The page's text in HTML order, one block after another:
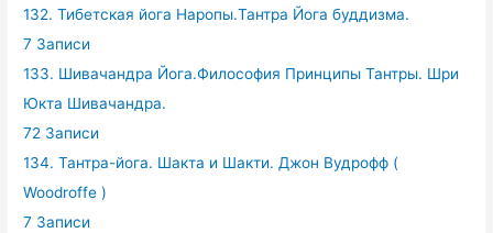
132. Тибетская йога Наропы.Тантра Йога буддизма.
7 Записи
133. Шивачандра Йога.Философия Принципы Тантры. Шри
Юкта Шивачандра.
72 Записи
134. Тантра-йога. Шакта и Шакти. Джон Вудрофф (
Woodroffe )
7 Записи